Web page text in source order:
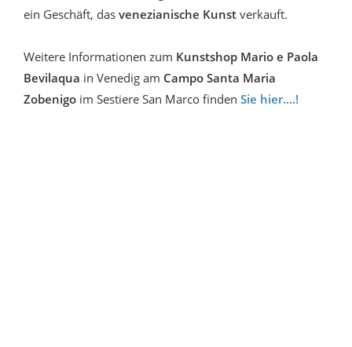
ein Geschäft, das venezianische Kunst verkauft.
Weitere Informationen zum Kunstshop Mario e Paola
Bevilaqua in Venedig am Campo Santa Maria
Zobenigo im Sestiere San Marco finden Sie hier....!